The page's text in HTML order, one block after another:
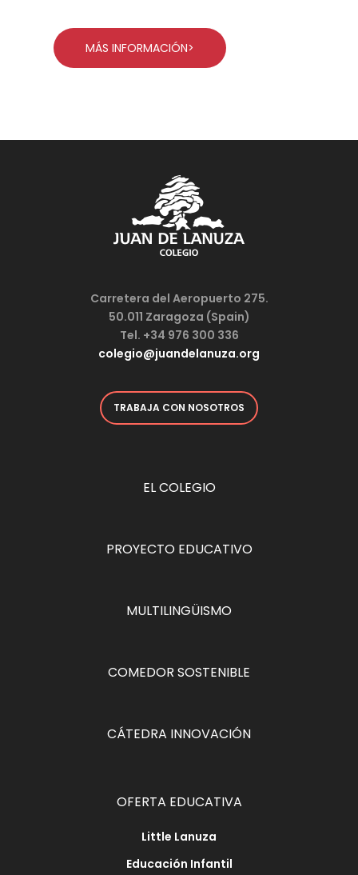
MÁS INFORMACIÓN>
Carretera del Aeropuerto 275.
50.011 Zaragoza (Spain)
Tel. +34 976 300 336
colegio@juandelanuza.org
TRABAJA CON NOSOTROS
EL COLEGIO
PROYECTO EDUCATIVO
MULTILINGÜISMO
COMEDOR SOSTENIBLE
CÁTEDRA INNOVACIÓN
OFERTA EDUCATIVA
Little Lanuza
Educación Infantil